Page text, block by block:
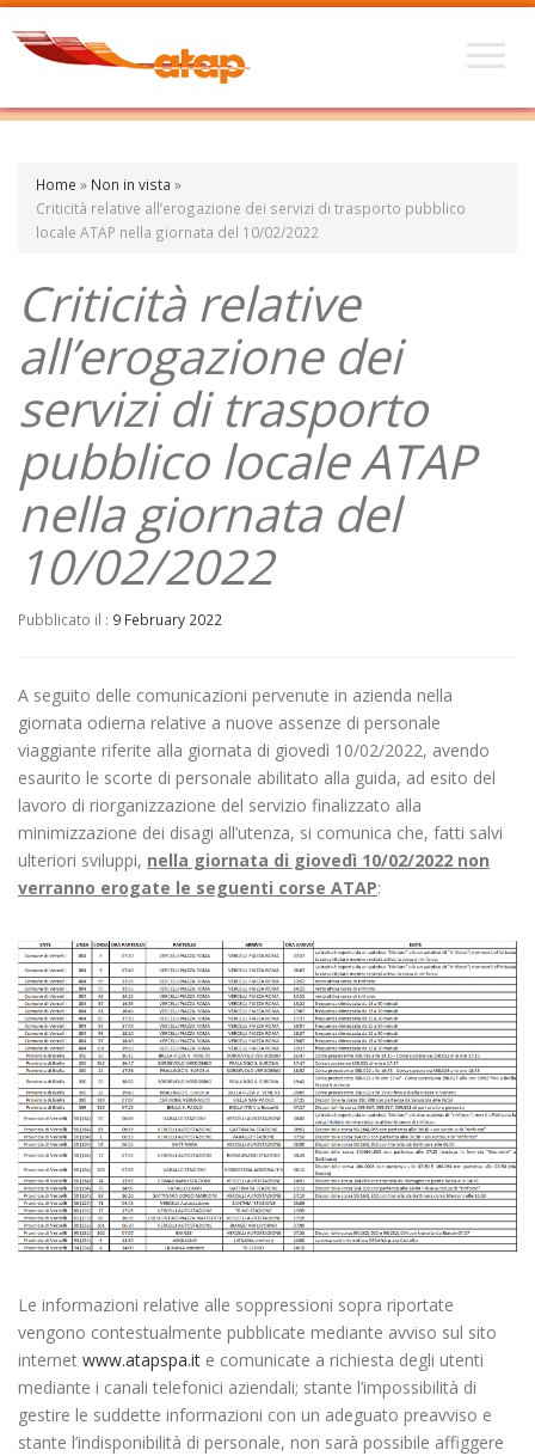
Home » Non in vista »
Criticità relative all’erogazione dei servizi di trasporto pubblico
locale ATAP nella giornata del 10/02/2022
Criticità relative
all’erogazione dei
servizi di trasporto
pubblico locale ATAP
nella giornata del
10/02/2022
Pubblicato il : 9 February 2022
A seguito delle comunicazioni pervenute in azienda nella
giornata odierna relative a nuove assenze di personale
viaggiante riferite alla giornata di giovedì 10/02/2022, avendo
esaurito le scorte di personale abilitato alla guida, ad esito del
lavoro di riorganizzazione del servizio finalizzato alla
minimizzazione dei disagi all’utenza, si comunica che, fatti salvi
ulteriori sviluppi, nella giornata di giovedì 10/02/2022 non
verranno erogate le seguenti corse ATAP:
Le informazioni relative alle soppressioni sopra riportate
vengono contestualmente pubblicate mediante avviso sul sito
internet www.atapspa.it e comunicate a richiesta degli utenti
mediante i canali telefonici aziendali; stante l’impossibilità di
gestire le suddette informazioni con un adeguato preavviso e
stante l’indisponibilità di personale, non sarà possibile affiggere